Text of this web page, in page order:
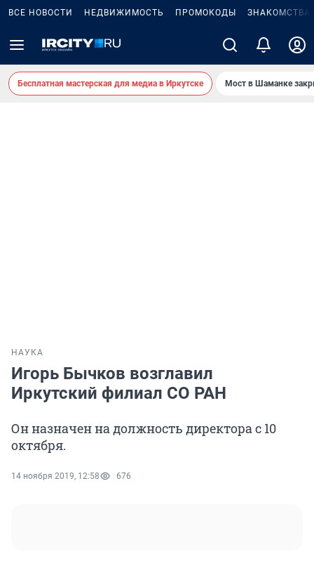
ВСЕ НОВОСТИ НЕДВИЖИМОСТЬ ПРОМОКОДЫ ЗНАКОМСТВА
Бесплатная мастерская для медиа в Иркутске Мост в Шаманке
НАУКА
Игорь Бычков возглавил
Иркутский филиал СО РАН
Он назначен на должность директора с 10
октября.
14 ноября 2019, 12:58 676